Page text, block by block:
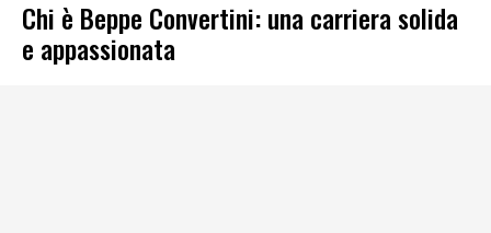
Chi è Beppe Convertini: una carriera solida
e appassionata